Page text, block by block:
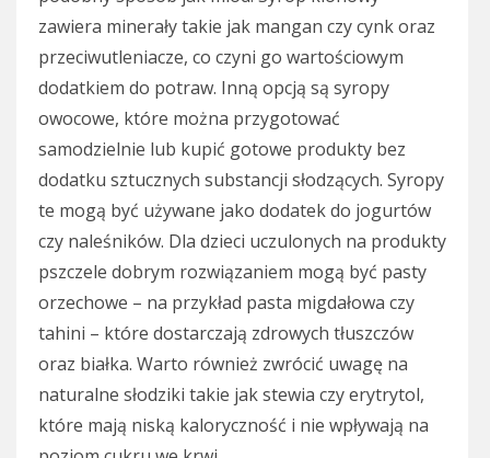
zawiera minerały takie jak mangan czy cynk oraz
przeciwutleniacze, co czyni go wartościowym
dodatkiem do potraw. Inną opcją są syropy
owocowe, które można przygotować
samodzielnie lub kupić gotowe produkty bez
dodatku sztucznych substancji słodzących. Syropy
te mogą być używane jako dodatek do jogurtów
czy naleśników. Dla dzieci uczulonych na produkty
pszczele dobrym rozwiązaniem mogą być pasty
orzechowe – na przykład pasta migdałowa czy
tahini – które dostarczają zdrowych tłuszczów
oraz białka. Warto również zwrócić uwagę na
naturalne słodziki takie jak stewia czy erytrytol,
które mają niską kaloryczność i nie wpływają na